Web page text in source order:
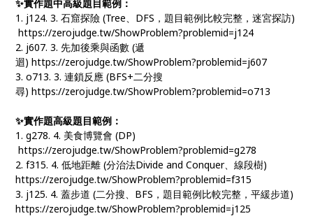
✨實作題中高級題目範例：
1. j124. 3. 石窟探險 (Tree、DFS，題目範例比較完整，迷宮探訪)
https://zerojudge.tw/ShowProblem?problemid=j124
2. j607. 3. 先加後乘與函數 (遞
迴) https://zerojudge.tw/ShowProblem?problemid=j607
3. o713. 3. 連鎖反應 (BFS+二分搜
尋) https://zerojudge.tw/ShowProblem?problemid=o713
✨實作題高級題目範例：
1. g278. 4. 美食博覽會 (DP)
https://zerojudge.tw/ShowProblem?problemid=g278
2. f315. 4. 低地距離 (分治法Divide and Conquer、線段樹)
https://zerojudge.tw/ShowProblem?problemid=f315
3. j125. 4. 蓋步道 (二分搜、BFS，題目範例比較完整，平緩步道)
https://zerojudge.tw/ShowProblem?problemid=j125